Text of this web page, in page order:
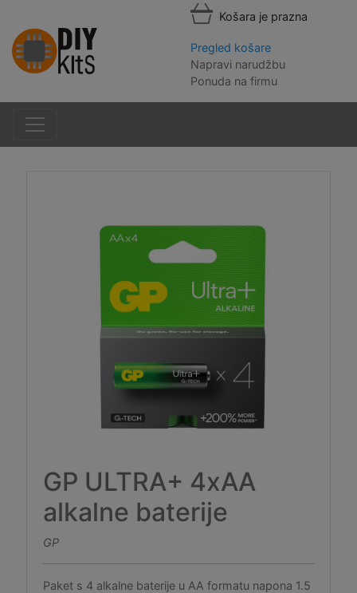
Košara je prazna
Pregled košare
Napravi narudžbu
Ponuda na firmu
GP ULTRA+ 4xAA
alkalne baterije
GP
Paket s 4 alkalne baterije u AA formatu napona 1.5